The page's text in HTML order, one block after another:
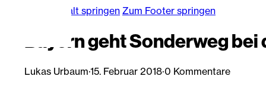
Zum Hauptinhalt springen Zum Footer springen
Bayern geht Sonderweg
Lukas Urbaum·15. Februar 2018·0 Kommentare